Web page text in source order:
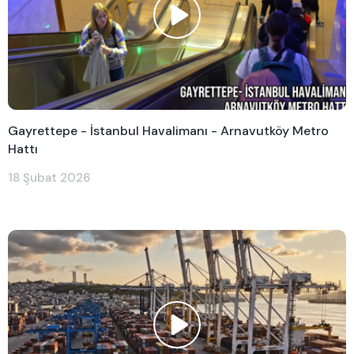
Gayrettepe - İstanbul Havalimanı - Arnavutköy Metro
Hattı
18 Şubat 2026